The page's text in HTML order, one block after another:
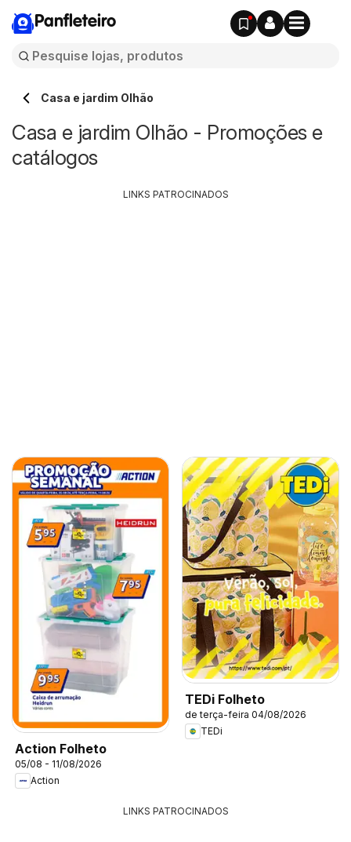
Panfleteiro
Casa e jardim Olhão
Casa e jardim Olhão - Promoções e
catálogos
Action Folheto
05/08 - 11/08/2026
Action
TEDi Folheto
de terça-feira 04/08/2026
TEDi
LINKS PATROCINADOS
LINKS PATROCINADOS